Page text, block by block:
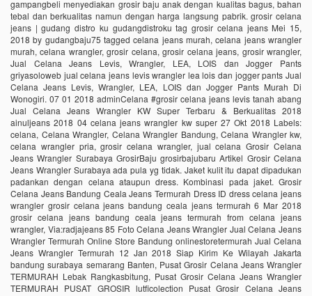
gampangbeli menyediakan grosir baju anak dengan kualitas bagus, bahan
tebal dan berkualitas namun dengan harga langsung pabrik. grosir celana
jeans | gudang distro ku gudangdistroku tag grosir celana jeans Mei 15,
2018 by gudangbaju75 tagged celana jeans murah, celana jeans wrangler
murah, celana wrangler, grosir celana, grosir celana jeans, grosir wrangler,
Jual Celana Jeans Levis, Wrangler, LEA, LOIS dan Jogger Pants
griyasoloweb jual celana jeans levis wrangler lea lois dan jogger pants Jual
Celana Jeans Levis, Wrangler, LEA, LOIS dan Jogger Pants Murah Di
Wonogiri. 07 01 2018 adminCelana #grosir celana jeans levis tanah abang
Jual Celana Jeans Wrangler KW Super Terbaru & Berkualitas 2018
ainuljeans 2018 04 celana jeans wrangler kw super 27 Okt 2018 Labels:
celana, Celana Wrangler, Celana Wrangler Bandung, Celana Wrangler kw,
celana wrangler pria, grosir celana wrangler, jual celana Grosir Celana
Jeans Wrangler Surabaya GrosirBaju grosirbajubaru Artikel Grosir Celana
Jeans Wrangler Surabaya ada pula yg tidak. Jaket kulit itu dapat dipadukan
padankan dengan celana ataupun dress. Kombinasi pada jaket. Grosir
Celana Jeans Bandung Ceala Jeans Termurah Dress ID dress celana jeans
wrangler grosir celana jeans bandung ceala jeans termurah 6 Mar 2018
grosir celana jeans bandung ceala jeans termurah from celana jeans
wrangler, Via:radjajeans 85 Foto Celana Jeans Wrangler Jual Celana Jeans
Wrangler Termurah Online Store Bandung onlinestoretermurah Jual Celana
Jeans Wrangler Termurah 12 Jan 2018 Siap Kirim Ke Wilayah Jakarta
bandung surabaya semarang Banten, Pusat Grosir Celana Jeans Wrangler
TERMURAH Lebak Rangkasbitung, Pusat Grosir Celana Jeans Wrangler
TERMURAH PUSAT GROSIR lutficolection Pusat Grosir Celana Jeans